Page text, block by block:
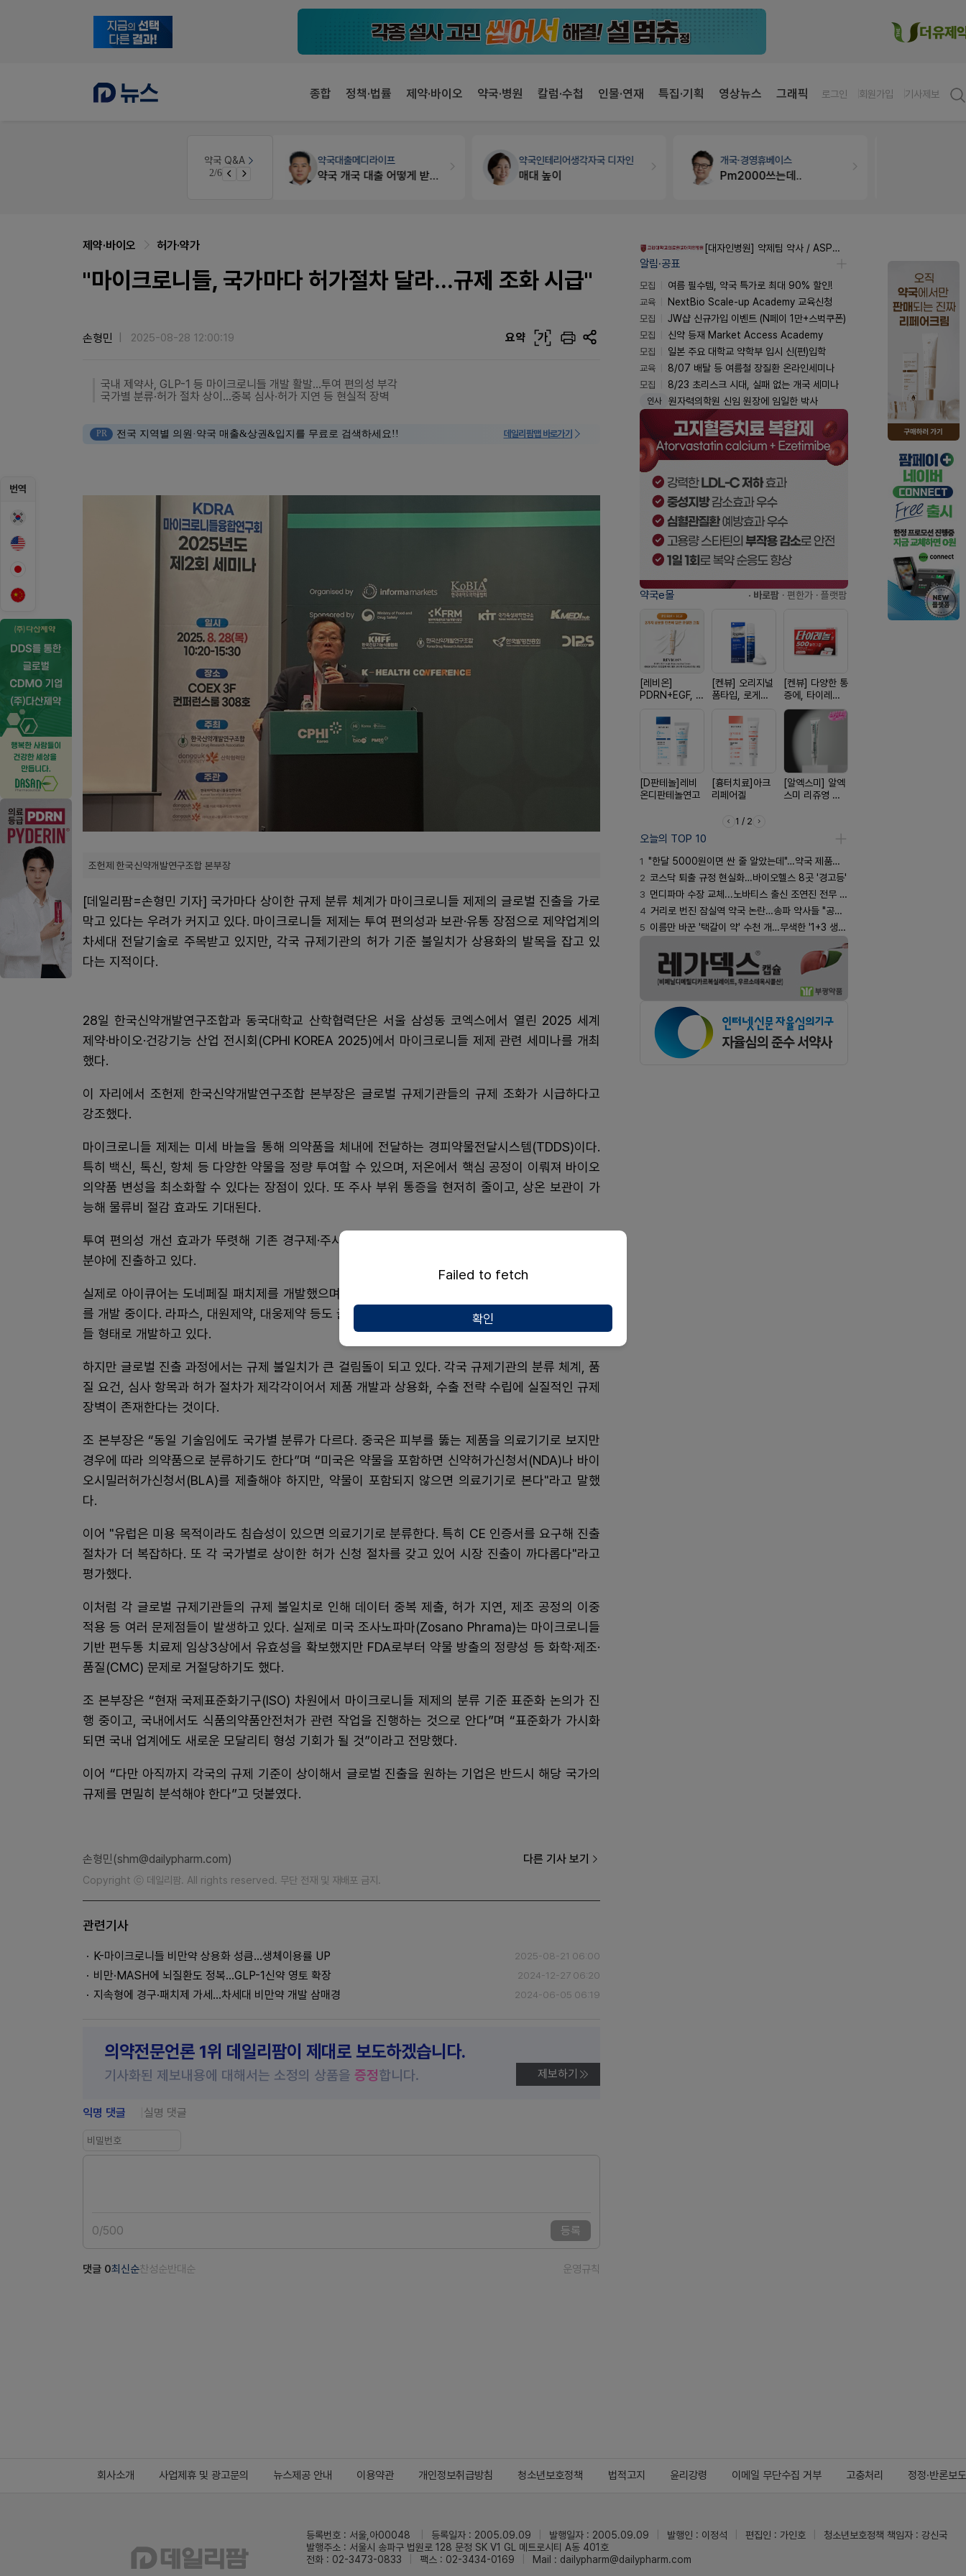
종합 정책·법률 제약·바이오 약국·병원 칼럼·수첩 인물·연재 특집·기획 영상뉴스 그래픽 로그인 회원가입 기사제보
약국 Q&A
3/6 약국 개국 대출 어떻게 받아야할지 어렵습니다
약국인테리어생각자국 디자인
매대 높이
개국·경영휴베이스
Pm2000쓰는데..
약국세무미래 세무법인
번역
제약·바이오 허가·약가
"마이크로니들, 국가마다 허가절차 달라...규제 조화 시급"
손형민 2025-08-28 12:00:19 요약 가
국내 제약사, GLP-1 등 마이크로니들 개발 활발…투여 편의성 부각
국가별 분류·허가 절차 상이…중복 심사·허가 지연 등 현실적 장벽
PR 전국 지역별 의원·약국 매출&상권&입지를 무료로 검색하세요!! 데일리팜맵 바로가기
조헌제 한국신약개발연구조합 본부장
[데일리팜=손형민 기자] 국가마다 상이한 규제 분류 체계가 마이크로니들 제제의 글로벌 진출을 가로
막고 있다는 우려가 커지고 있다. 마이크로니들 제제는 투여 편의성과 보관·유통 장점으로 제약업계의
차세대 전달기술로 주목받고 있지만, 각국 규제기관의 허가 기준 불일치가 상용화의 발목을 잡고 있
다는 지적이다.
28일 한국신약개발연구조합과 동국대학교 산학협력단은 서울 삼성동 코엑스에서 열린 2025 세계
제약·바이오·건강기능 산업 전시회(CPHI KOREA 2025)에서 마이크로니들 제제 관련 세미나를 개최
했다.
이 자리에서 조헌제 한국신약개발연구조합 본부장은 글로벌 규제기관들의 규제 조화가 시급하다고
강조했다.
마이크로니들 제제는 미세 바늘을 통해 의약품을 체내에 전달하는 경피약물전달시스템(TDDS)이다.
특히 백신, 톡신, 항체 등 다양한 약물을 정량 투여할 수 있으며, 저온에서 핵심 공정이 이뤄져 바이오
의약품 변성을 최소화할 수 있다는 장점이 있다. 또 주사 부위 통증을 현저히 줄이고, 상온 보관이 가
능해 물류비 절감 효과도 기대된다.
투여 편의성 개선 효과가 뚜렷해 기존 경구제·주사제 대비 경쟁력이 부각되면서 많은 제약사들이 이
분야에 진출하고 있다.
실제로 아이큐어는 도네페질 패치제를 개발했으며, 비보존제약은 비마약성 진통제 ‘어나프라’ 패치제
를 개발 중이다. 라파스, 대원제약, 대웅제약 등도 글루카곤 유사 펩타이드(GLP-1) 제제를 마이크로니
들 형태로 개발하고 있다.
하지만 글로벌 진출 과정에서는 규제 불일치가 큰 걸림돌이 되고 있다. 각국 규제기관의 분류 체계, 품
질 요건, 심사 항목과 허가 절차가 제각각이어서 제품 개발과 상용화, 수출 전략 수립에 실질적인 규제
장벽이 존재한다는 것이다.
조 본부장은 “동일 기술임에도 국가별 분류가 다르다. 중국은 피부를 뚫는 제품을 의료기기로 보지만
경우에 따라 의약품으로 분류하기도 한다”며 “미국은 약물을 포함하면 신약허가신청서(NDA)나 바이
오시밀러허가신청서(BLA)를 제출해야 하지만, 약물이 포함되지 않으면 의료기기로 본다"라고 말했
다.
이어 "유럽은 미용 목적이라도 침습성이 있으면 의료기기로 분류한다. 특히 CE 인증서를 요구해 진출
절차가 더 복잡하다. 또 각 국가별로 상이한 허가 신청 절차를 갖고 있어 시장 진출이 까다롭다"라고
평가했다.
이처럼 각 글로벌 규제기관들의 규제 불일치로 인해 데이터 중복 제출, 허가 지연, 제조 공정의 이중
적용 등 여러 문제점들이 발생하고 있다. 실제로 미국 조사노파마(Zosano Phrama)는 마이크로니들
기반 편두통 치료제 임상3상에서 유효성을 확보했지만 FDA로부터 약물 방출의 정량성 등 화학·제조·
품질(CMC) 문제로 거절당하기도 했다.
조 본부장은 “현재 국제표준화기구(ISO) 차원에서 마이크로니들 제제의 분류 기준 표준화 논의가 진
행 중이고, 국내에서도 식품의약품안전처가 관련 작업을 진행하는 것으로 안다”며 “표준화가 가시화
되면 국내 업계에도 새로운 모달리티 형성 기회가 될 것”이라고 전망했다.
이어 “다만 아직까지 각국의 규제 기준이 상이해서 글로벌 진출을 원하는 기업은 반드시 해당 국가의
규제를 면밀히 분석해야 한다”고 덧붙였다.
손형민(shm@dailypharm.com) 다른 기사 보기
Copyright ⓒ 데일리팜. All rights reserved. 무단 전재 및 재배포 금지.
관련기사
K-마이크로니들 비만약 상용화 성큼...생체이용률 UP 2025-08-21 06:00
비만·MASH에 뇌질환도 정복…GLP-1신약 영토 확장 2024-12-27 06:20
지속형에 경구·패치제 가세...차세대 비만약 개발 삼매경 2024-06-05 06:19
의약전문언론 1위 데일리팜이 제대로 보도하겠습니다.
기사화된 제보내용에 대해서는 소정의 상품을 증정합니다. 제보하기
익명 댓글 실명 댓글
0/500 등록
댓글 0최신순찬성순반대순 운영규칙
[대자인병원] 약제팀 약사 / ASP팀 감염전문약사 모집
알림·공표
모집
여름 필수템, 약국 특가로 최대 90% 할인!
교육
NextBio Scale-up Academy 교육신청
모집
JW샵 신규가입 이벤트 (N페이 1만+스벅쿠폰)
모집
신약 등재 Market Access Academy
모집
일본 주요 대학교 약학부 입시 신(편)입학
교육
8/07 배탈 등 여름철 장질환 온라인세미나
모집
8/23 초리스크 시대, 실패 없는 개국 세미나
인사 원자력의학원 신임 원장에 임일한 박사
약국e몰 · 바로팜 · 편한가 · 플랫팜
[레비온]
PDRN+EGF, 레
EGF 크림
[켄뷰] 오리지널
폼타입, 로게인
60g
[켄뷰] 다양한 통
증에, 타이레놀
정 500mg 10
[D판테놀]레비
온디판테놀연고
[흉터치료]아크
리페어겔
[알엑스미] 알엑
스미 리쥬영 울
1 / 2
오늘의 TOP 10
1 "한달 5000원이면 싼 줄 알았는데"…약국 제품과 비교해보니
2 코스닥 퇴출 규정 현실화…바이오헬스 8곳 '경고등'
3 먼디파마 수장 교체...노바티스 출신 조연진 전무 내정
4 거리로 번진 잠실역 약국 논란…송파 약사들 "공공성 훼손"
5 이름만 바꾼 '택갈이 약' 수천 개…무색한 '1+3 생동'
회사소개 사업제휴 및 광고문의 뉴스제공 안내 이용약관 개인정보취급방침 청소년보호정책 법적고지 윤리강령 이메일 무단수집 거부 고충처리 정정·반론보도
등록번호 : 서울,아00048 등록일자 : 2005.09.09 발행일자 : 2005.09.09 발행인 : 이정석 편집인 : 가인호
청소년보호정책 책임자 : 강신국
발행주소 : 서울시 송파구 법원로 128 문정 SK V1 GL 메트로시티 A동 401호
전화 : 02-3473-0833
팩스 : 02-3434-0169 Mail : dailypharm@dailypharm.com
Failed to fetch
확인